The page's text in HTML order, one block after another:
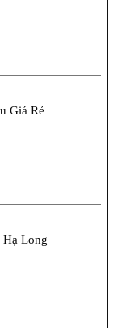
Giá Rẻ
Long